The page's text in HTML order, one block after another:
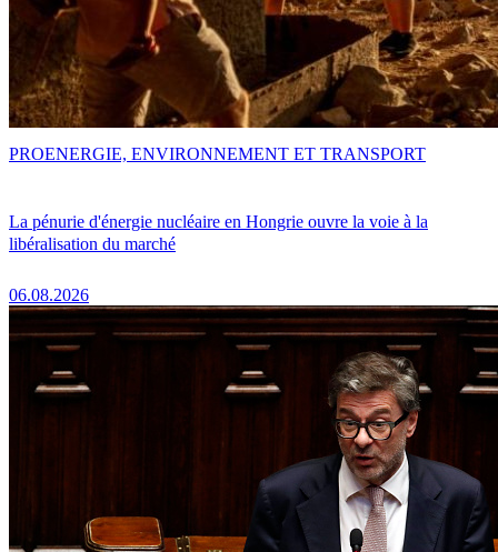
La pénurie d'énergie nucléaire en Hongrie ouvre la voie à la
libéralisation du marché
06.08.2026
PROENERGIE, ENVIRONNEMENT ET TRANSPORT